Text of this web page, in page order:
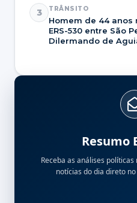
3 TRÂNSITO
Homem de 44
ERS-530 entre São
Dilermando de
Resumo
Receba as análises
notícias do dia direto